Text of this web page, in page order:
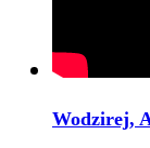
Wodzirej,